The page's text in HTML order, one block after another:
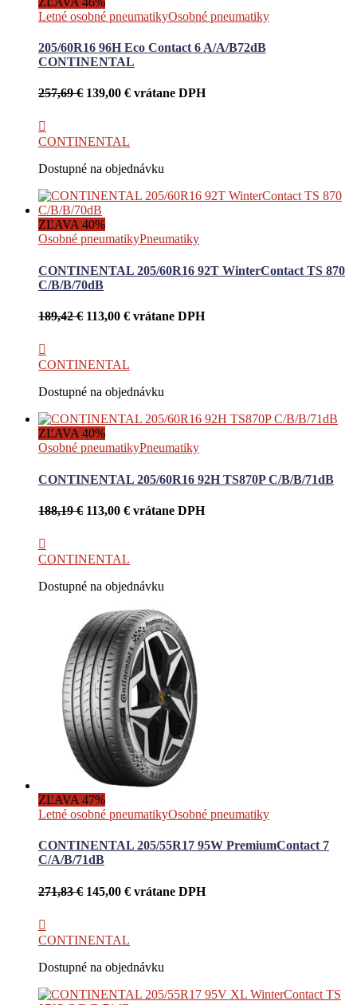
Letné osobné pneumatikyOsobné pneumatiky
205/60R16 96H Eco Contact 6 A/A/B72dB
CONTINENTAL
257,69€ Pôvodná
257,69 €.
139,00 €Aktuálna
vrátane DPH
CONTINENTAL
Dostupné na objednávku
ZĽAVA 40%
Osobné pneumatikyPneumatiky
CONTINENTAL 205/60R16 92T WinterContact TS 870
C/B/B/70dB
189,42€ Pôvodná
189,42 €.
113,00 €Aktuálna
vrátane DPH
CONTINENTAL
Dostupné na objednávku
ZĽAVA 40%
Osobné pneumatikyPneumatiky
CONTINENTAL 205/60R16 92H TS870P C/B/B/71dB
188,19€ Pôvodná
188,19 €.
113,00 €Aktuálna
vrátane DPH
CONTINENTAL
Dostupné na objednávku
ZĽAVA 47%
Letné osobné pneumatikyOsobné pneumatiky
CONTINENTAL 205/55R17 95W PremiumContact 7
C/A/B/71dB
271,83€ Pôvodná
271,83 €.
145,00 €Aktuálna
vrátane DPH
CONTINENTAL
Dostupné na objednávku